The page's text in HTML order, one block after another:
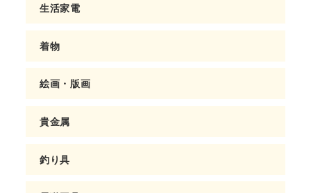
生活家電
着物
絵画・版画
貴金属
釣り具